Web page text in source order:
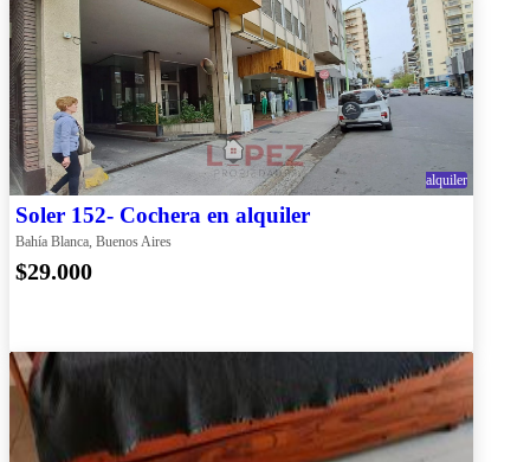
alquiler
Soler 152- Cochera en alquiler
Bahía Blanca, Buenos Aires
$29.000